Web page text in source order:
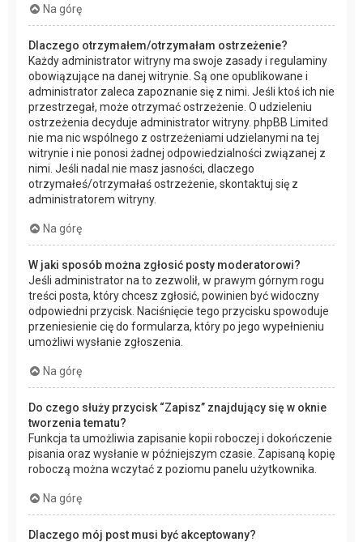
Na górę
Dlaczego otrzymałem/otrzymałam ostrzeżenie?
Każdy administrator witryny ma swoje zasady i regulaminy
obowiązujące na danej witrynie. Są one opublikowane i
administrator zaleca zapoznanie się z nimi. Jeśli ktoś ich nie
przestrzegał, może otrzymać ostrzeżenie. O udzieleniu
ostrzeżenia decyduje administrator witryny. phpBB Limited
nie ma nic wspólnego z ostrzeżeniami udzielanymi na tej
witrynie i nie ponosi żadnej odpowiedzialności związanej z
nimi. Jeśli nadal nie masz jasności, dlaczego
otrzymałeś/otrzymałaś ostrzeżenie, skontaktuj się z
administratorem witryny.
Na górę
W jaki sposób można zgłosić posty moderatorowi?
Jeśli administrator na to zezwolił, w prawym górnym rogu
treści posta, który chcesz zgłosić, powinien być widoczny
odpowiedni przycisk. Naciśnięcie tego przycisku spowoduje
przeniesienie cię do formularza, który po jego wypełnieniu
umożliwi wysłanie zgłoszenia.
Na górę
Do czego służy przycisk “Zapisz” znajdujący się w oknie
tworzenia tematu?
Funkcja ta umożliwia zapisanie kopii roboczej i dokończenie
pisania oraz wysłanie w późniejszym czasie. Zapisaną kopię
roboczą można wczytać z poziomu panelu użytkownika.
Na górę
Dlaczego mój post musi być akceptowany?